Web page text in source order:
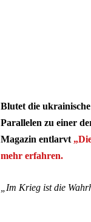
Blutet die
Parallelen zu einer
Magazin entlarvt
mehr erfahren.
„Im Krieg ist die